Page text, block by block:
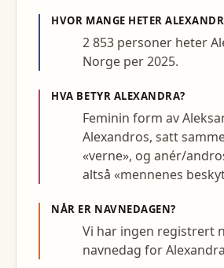
HVOR MANGE HETER
2 853 personer heter
Norge per 2025.
HVA BETYR ALEXANDRA?
Feminin form av
Alexandros, satt
«verne», og anér/
altså «mennenes
NÅR ER NAVNEDAGEN?
Vi har ingen registrert
navnedag for